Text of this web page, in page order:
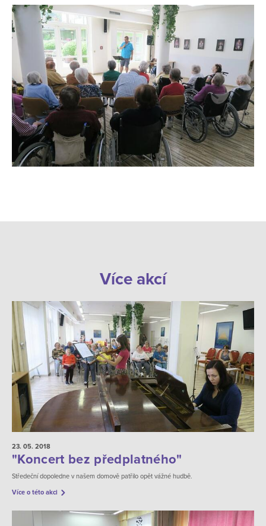
Více akcí
23. 05. 2018
"Koncert bez předplatného"
Středeční dopoledne v našem domově patřilo opět vážné hudbě.
Více o této akci